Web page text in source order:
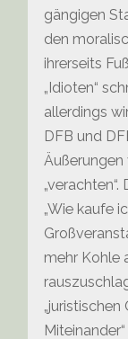
gängigen
den
ihrerseits
„Idioten“
allerdings
DFB und
Äußerungen
„Wie kaufe
mehr Kohle
„juristischen